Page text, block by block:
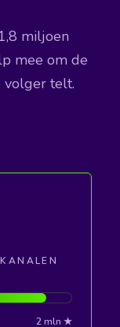
miljoen
mee om de
telt.
2 mln ★